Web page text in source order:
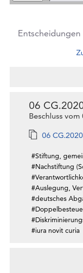
Entscheidungen
06
Beschluss vom
06
#Stiftung,
#Nachstiftung
#Auslegung,
#deutsches
#iura novit curia